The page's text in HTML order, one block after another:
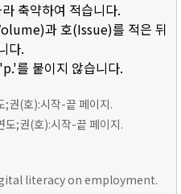
축약하여 적습니다.
과 호(Issue)를 적은 뒤
다.
를 붙이지 않습니다.
;권(호):시작-끝 페이지.
도;권(호):시작-끝 페이지.
literacy on employment.